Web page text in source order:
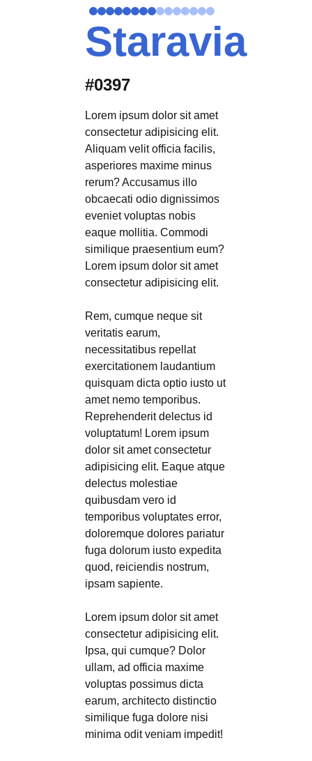
Staravia
#0397
Lorem ipsum dolor sit amet
consectetur adipisicing elit.
Aliquam velit officia facilis,
asperiores maxime minus
rerum? Accusamus illo
obcaecati odio dignissimos
eveniet voluptas nobis
eaque mollitia. Commodi
similique praesentium eum?
Lorem ipsum dolor sit amet
consectetur adipisicing elit.
Rem, cumque neque sit
veritatis earum,
necessitatibus repellat
exercitationem laudantium
quisquam dicta optio iusto ut
amet nemo temporibus.
Reprehenderit delectus id
voluptatum! Lorem ipsum
dolor sit amet consectetur
adipisicing elit. Eaque atque
delectus molestiae
quibusdam vero id
temporibus voluptates error,
doloremque dolores pariatur
fuga dolorum iusto expedita
quod, reiciendis nostrum,
ipsam sapiente.
Lorem ipsum dolor sit amet
consectetur adipisicing elit.
Ipsa, qui cumque? Dolor
ullam, ad officia maxime
voluptas possimus dicta
earum, architecto distinctio
similique fuga dolore nisi
minima odit veniam impedit!